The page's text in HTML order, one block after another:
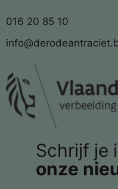
016 20 85 10
Schrijf je
onze